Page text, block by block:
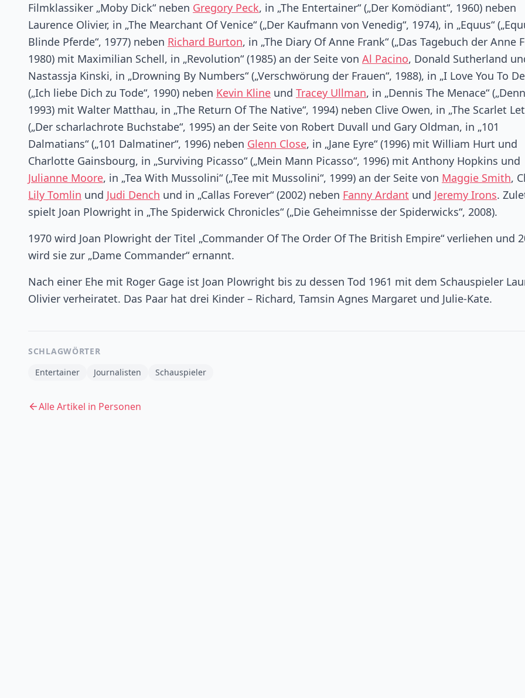
Filmklassiker „Moby Dick“ neben Gregory Peck, in „The Entertainer“ („Der Komödiant“, 1960) neben
Laurence Olivier, in „The Mearchant Of Venice“ („Der Kaufmann von Venedig“, 1974), in „Equus“
Blinde Pferde“, 1977) neben Richard Burton, in „The Diary Of Anne Frank“ („Das Tagebuch der Anne
1980) mit Maximilian Schell, in „Revolution“ (1985) an der Seite von Al Pacino, Donald Sutherland
Nastassja Kinski, in „Drowning By Numbers“ („Verschwörung der Frauen“, 1988), in „I Love You To
(„Ich liebe Dich zu Tode“, 1990) neben Kevin Kline und Tracey Ullman, in „Dennis The Menace“
1993) mit Walter Matthau, in „The Return Of The Native“, 1994) neben Clive Owen, in „The Scarlet
(„Der scharlachrote Buchstabe“, 1995) an der Seite von Robert Duvall und Gary Oldman, in „101
Dalmatians“ („101 Dalmatiner“, 1996) neben Glenn Close, in „Jane Eyre“ (1996) mit William Hurt und
Charlotte Gainsbourg, in „Surviving Picasso“ („Mein Mann Picasso“, 1996) mit Anthony Hopkins und
Julianne Moore, in „Tea With Mussolini“ („Tee mit Mussolini“, 1999) an der Seite von Maggie Smith,
Lily Tomlin und Judi Dench und in „Callas Forever“ (2002) neben Fanny Ardant und Jeremy Irons.
spielt Joan Plowright in „The Spiderwick Chronicles“ („Die Geheimnisse der Spiderwicks“, 2008).
1970 wird Joan Plowright der Titel „Commander Of The Order Of The British Empire“ verliehen und
wird sie zur „Dame Commander“ ernannt.
Nach einer Ehe mit Roger Gage ist Joan Plowright bis zu dessen Tod 1961 mit dem Schauspieler
Olivier verheiratet. Das Paar hat drei Kinder – Richard, Tamsin Agnes Margaret und Julie-Kate.
SCHLAGWÖRTER
Entertainer
Journalisten Schauspieler
Alle Artikel in Personen